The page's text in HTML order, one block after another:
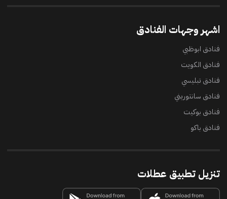
اشهر وجهات الفنادق
فنادق ابوظبي
فنادق الكويت
فنادق تبليسي
فنادق سانتوريني
فنادق بوكيت
فنادق باكو
تنزيل تطبيق عطلات